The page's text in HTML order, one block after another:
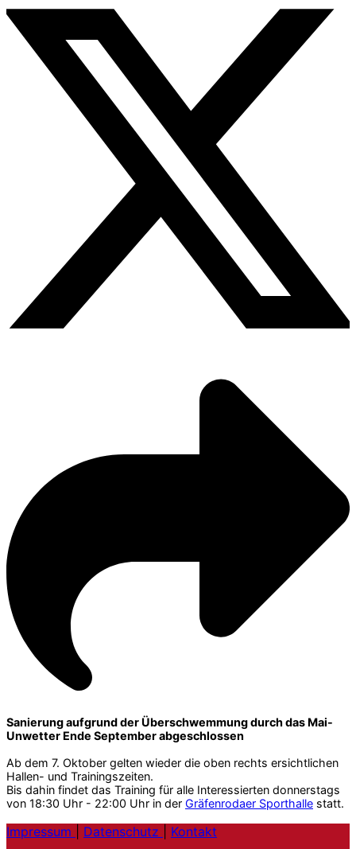
Sanierung aufgrund der Überschwemmung durch das Mai-
Unwetter Ende September abgeschlossen
Ab dem 7. Oktober gelten wieder die oben rechts ersichtlichen
Hallen- und Trainingszeiten.
Bis dahin findet das Training für alle Interessierten donnerstags
von 18:30 Uhr - 22:00 Uhr in der Gräfenrodaer Sporthalle statt.
Impressum Datenschutz Kontakt